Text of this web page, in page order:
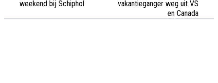
weekend bij Schiphol
vakantieganger weg uit VS
en Canada